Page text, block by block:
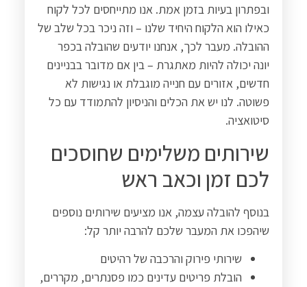
ובפתרון בעיות בזמן אמת. אנו מתייחסים לכל לקוח
כאילו הוא הלקוח היחיד שלנו – וזה ניכר בכל שלב של
ההובלה. מעבר לכך, אנחנו יודעים שהובלה בכפר
יונה יכולה להיות מאתגרת – בין אם מדובר בבניינים
חדשים, אזורים עם חנייה מוגבלת או נגישות לא
פשוטה. לנו יש את הכלים והניסיון להתמודד עם כל
סיטואציה.
שירותים משלימים שחוסכים
לכם זמן וכאב ראש
בנוסף להובלה עצמה, אנו מציעים שירותים נוספים
שיהפכו את המעבר שלכם להרבה יותר קל:
שירותי פירוק והרכבה של רהיטים
הובלת פריטים עדינים כמו פסנתרים, מקררים,